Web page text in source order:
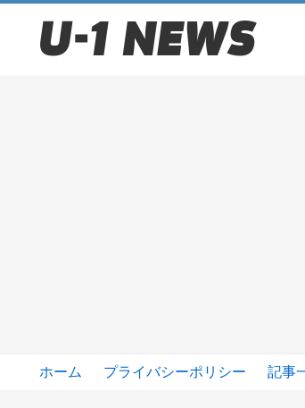
ホーム プライバシーポリシー 記事